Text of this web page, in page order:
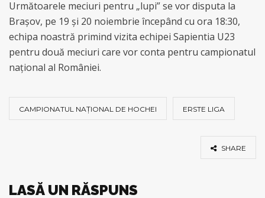
Următoarele meciuri pentru „lupi” se vor disputa la
Brașov, pe 19 și 20 noiembrie începând cu ora 18:30,
echipa noastră primind vizita echipei Sapientia U23
pentru două meciuri care vor conta pentru campionatul
național al României.
CAMPIONATUL NAȚIONAL DE HOCHEI ERSTE LIGA
SHARE
LASĂ UN RĂSPUNS